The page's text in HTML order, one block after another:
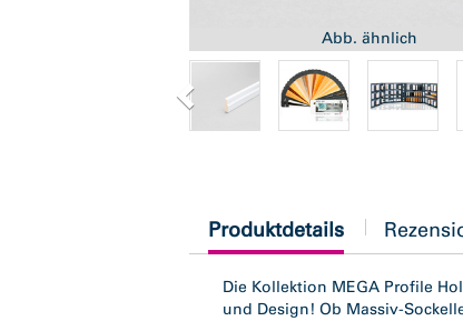
Abb. ähnlich
current
tab:
Produktdetails
Die Kollektion MEGA Profile
und Design! Ob Massiv-